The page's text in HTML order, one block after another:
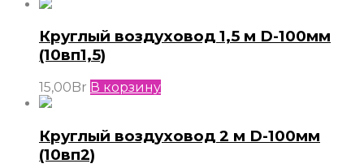
Круглый воздуховод 1,5 м D-100мм
(10вп1,5)
15,00Br В корзину
Круглый воздуховод 2 м D-100мм
(10вп2)